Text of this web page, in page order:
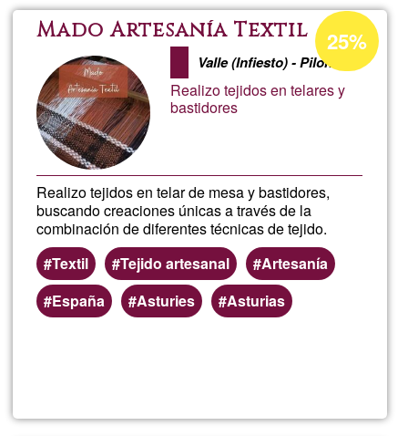
Mado Artesanía Textil
Valle (Infiesto) - Piloña
Realizo tejidos en telares y
bastidores
Realizo tejidos en telar de mesa y bastidores,
buscando creaciones únicas a través de la
combinación de diferentes técnicas de tejido.
Textil
Tejido artesanal
Artesanía
España
Asturies Asturias
Percentatge
d'acceptació
de
G1
25%